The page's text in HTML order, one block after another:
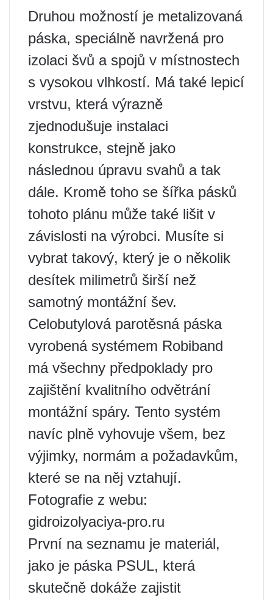
Druhou možností je metalizovaná
páska, speciálně navržená pro
izolaci švů a spojů v místnostech
s vysokou vlhkostí. Má také lepicí
vrstvu, která výrazně
zjednodušuje instalaci
konstrukce, stejně jako
následnou úpravu svahů a tak
dále. Kromě toho se šířka pásků
tohoto plánu může také lišit v
závislosti na výrobci. Musíte si
vybrat takový, který je o několik
desítek milimetrů širší než
samotný montážní šev.
Celobutylová parotěsná páska
vyrobená systémem Robiband
má všechny předpoklady pro
zajištění kvalitního odvětrání
montážní spáry. Tento systém
navíc plně vyhovuje všem, bez
výjimky, normám a požadavkům,
které se na něj vztahují.
Fotografie z webu:
gidroizolyaciya-pro.ru
První na seznamu je materiál,
jako je páska PSUL, která
skutečně dokáže zajistit